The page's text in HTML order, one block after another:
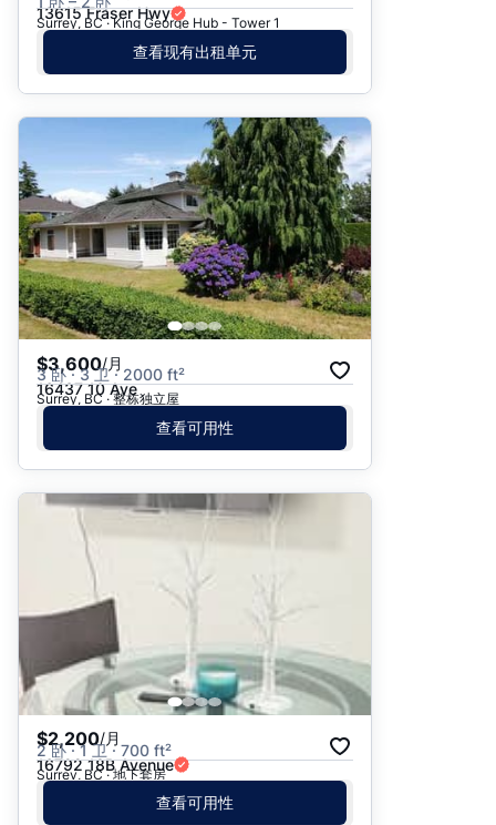
13615 Fraser Hwy
Surrey, BC · King George Hub - Tower 1
查看现有出租单元
$3,600/月
3 卧 · 3 卫 · 2000 ft²
16437 10 Ave
Surrey, BC · 整栋独立屋
查看可用性
$2,200/月
2 卧 · 1 卫 · 700 ft²
16792 18B Avenue
Surrey, BC · 地下套房
查看可用性